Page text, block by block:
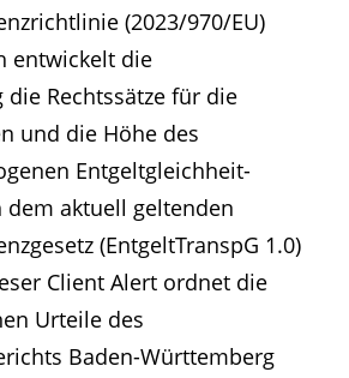
(2023/970/EU)
entwickelt die
die Rechtssätze für die
und die Höhe des
Entgeltgleichheit-
dem aktuell geltenden
(EntgeltTranspG 1.0)
Client Alert ordnet die
Urteile des
Baden-Württemberg